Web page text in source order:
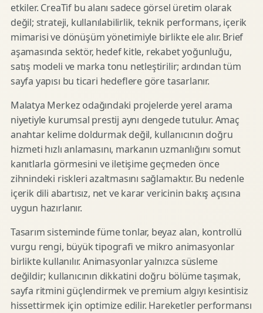
etkiler. CreaTif bu alanı sadece görsel üretim olarak
değil; strateji, kullanılabilirlik, teknik performans, içerik
mimarisi ve dönüşüm yönetimiyle birlikte ele alır. Brief
aşamasında sektör, hedef kitle, rekabet yoğunluğu,
satış modeli ve marka tonu netleştirilir; ardından tüm
sayfa yapısı bu ticari hedeflere göre tasarlanır.
Malatya Merkez odağındaki projelerde yerel arama
niyetiyle kurumsal prestij aynı dengede tutulur. Amaç
anahtar kelime doldurmak değil, kullanıcının doğru
hizmeti hızlı anlamasını, markanın uzmanlığını somut
kanıtlarla görmesini ve iletişime geçmeden önce
zihnindeki riskleri azaltmasını sağlamaktır. Bu nedenle
içerik dili abartısız, net ve karar vericinin bakış açısına
uygun hazırlanır.
Tasarım sisteminde füme tonlar, beyaz alan, kontrollü
vurgu rengi, büyük tipografi ve mikro animasyonlar
birlikte kullanılır. Animasyonlar yalnızca süsleme
değildir; kullanıcının dikkatini doğru bölüme taşımak,
sayfa ritmini güçlendirmek ve premium algıyı kesintisiz
hissettirmek için optimize edilir. Hareketler performansı